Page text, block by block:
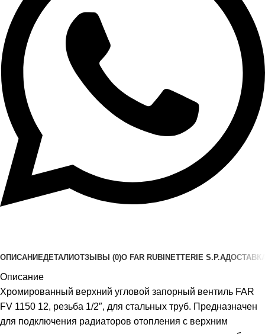
ОПИСАНИЕДЕТАЛИОТЗЫВЫ (0)О FAR RUBINETTERIE S.P.A
Описание
Хромированный верхний угловой запорный вентиль FAR
FV 1150 12, резьба 1/2″, для стальных труб. Предназначен
для подключения радиаторов отопления с верхним